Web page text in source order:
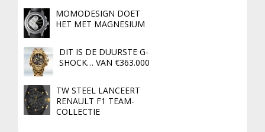
MOMODESIGN DOET
HET MET MAGNESIUM
DIT IS DE DUURSTE G-
SHOCK… VAN €363.000
TW STEEL LANCEERT
RENAULT F1 TEAM-
COLLECTIE